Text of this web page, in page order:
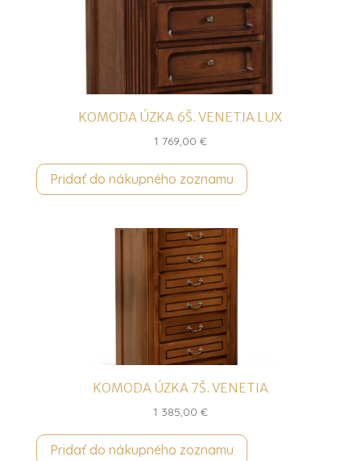
KOMODA ÚZKA 6Š. VENETIA LUX
1 769,00 €
Pridať do nákupného zoznamu
KOMODA ÚZKA 7Š. VENETIA
1 385,00 €
Pridať do nákupného zoznamu